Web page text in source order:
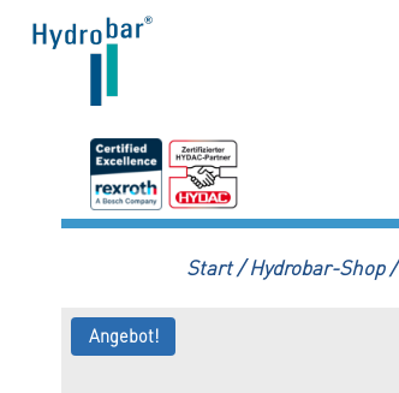
Inhalt
Start /Hydrobar-Shop /
Angebot!